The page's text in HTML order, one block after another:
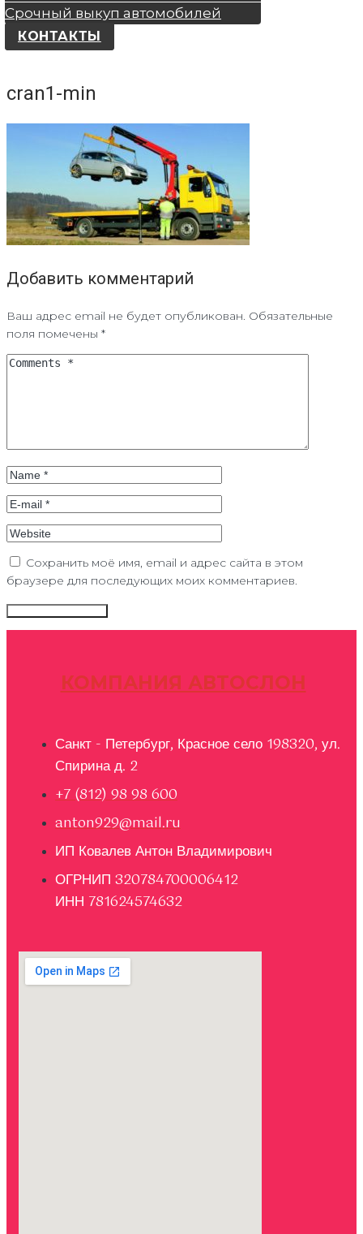
Срочный выкуп автомобилей
КОНТАКТЫ
cran1-min
Добавить комментарий
Ваш адрес email не будет опубликован. Обязательные
поля помечены *
Сохранить моё имя, email и адрес сайта в этом
браузере для последующих моих комментариев.
КОМПАНИЯ АВТОСЛОН
Санкт - Петербург, Красное село 198320, ул.
Спирина д. 2
+7 (812) 98 98 600
anton929@mail.ru
ИП Ковалев Антон Владимирович
ОГРНИП 320784700006412
ИНН 781624574632